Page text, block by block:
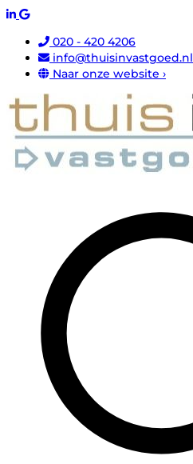
020 - 420 4206
info@thuisinvastgoed.nl
Naar onze website ›